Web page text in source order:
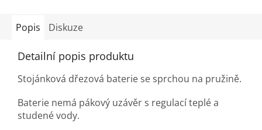
Popis Diskuze
Detailní popis produktu
Stojánková dřezová baterie se sprchou na pružině.
Baterie nemá pákový uzávěr s regulací teplé a
studené vody.